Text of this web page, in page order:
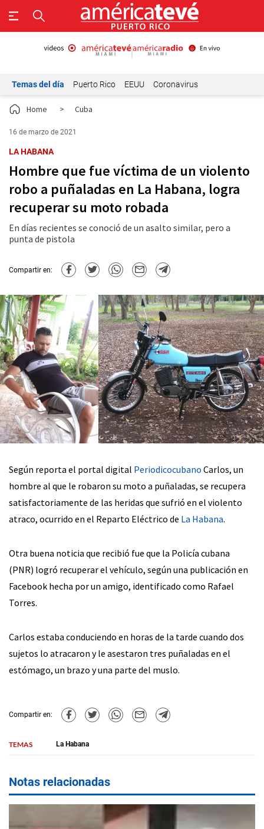
Temas del día Puerto Rico EEUU Coronavirus
Home > Cuba
16 de marzo de 2021
LA HABANA
Hombre que fue víctima de un violento
robo a puñaladas en La Habana, logra
recuperar su moto robada
En días recientes se conoció de un asalto similar, pero a
punta de pistola
Compartir en:
Según reporta el portal digital Periodicocubano Carlos, un
hombre al que le robaron su moto a puñaladas, se recupera
satisfactoriamente de las heridas que sufrió en el violento
atraco, ocurrido en el Reparto Eléctrico de La Habana.
Otra buena noticia que recibió fue que la Policía cubana
(PNR) logró recuperar el vehículo, según una publicación en
Facebook hecha por un amigo, identificado como Rafael
Torres.
Carlos estaba conduciendo en horas de la tarde cuando dos
sujetos lo atracaron y le asestaron tres puñaladas en el
estómago, un brazo y una parte del muslo.
Compartir en:
TEMAS La Habana
Notas relacionadas